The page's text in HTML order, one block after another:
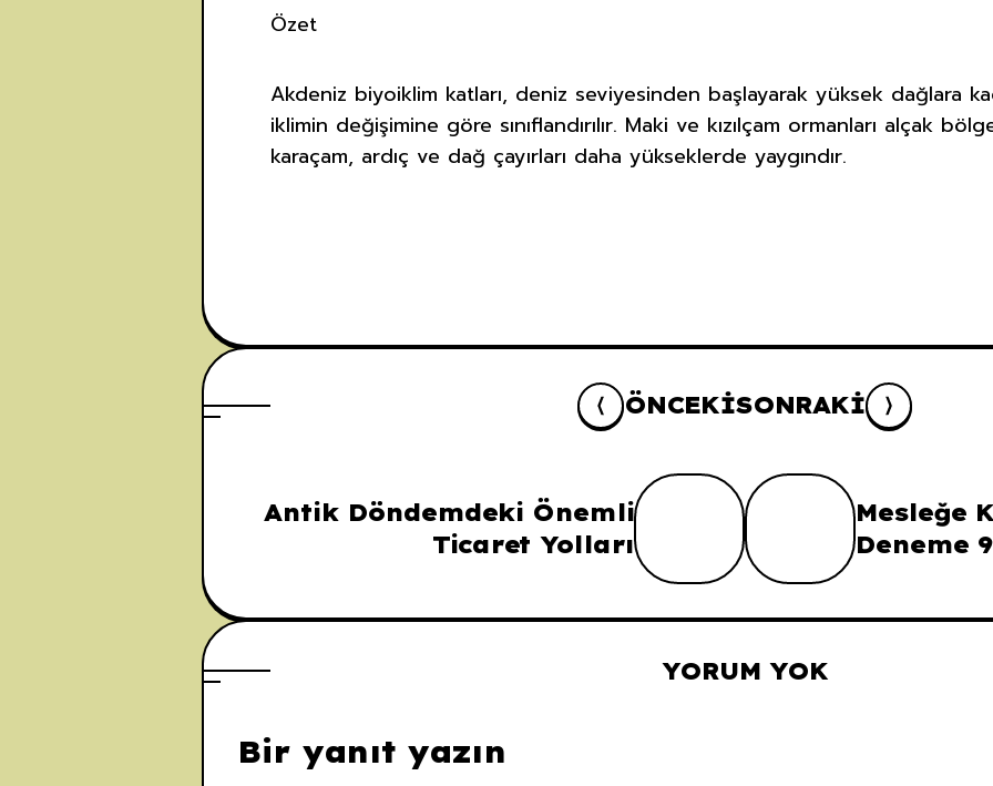
Özet
Akdeniz biyoiklim katları, deniz seviyesinden başlayarak yüksek dağlara
iklimin değişimine göre sınıflandırılır. Maki ve kızılçam ormanları alçak
karaçam, ardıç ve dağ çayırları daha yükseklerde yaygındır.
ÖNCEKISONRAKI
Antik Döndemdeki Önemli
Ticaret Yolları
Mesleğe
Deneme 9
YORUM YOK
Bir yanıt yazın